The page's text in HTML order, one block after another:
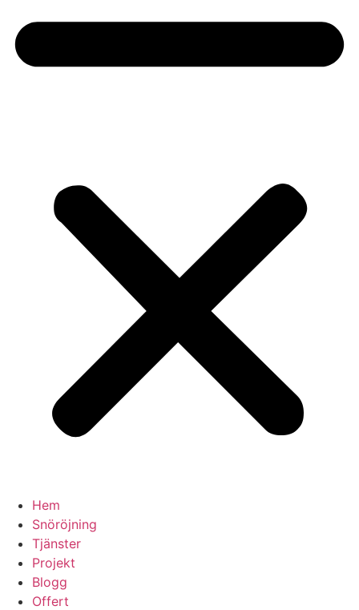
Hem
Snöröjning
Tjänster
Projekt
Blogg
Offert